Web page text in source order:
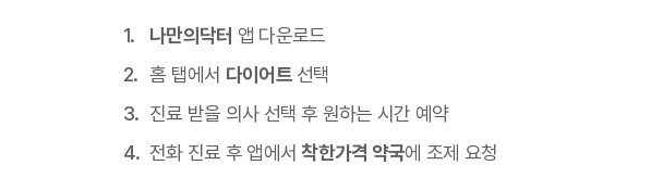
나만의닥터 앱 다운로드
홈 탭에서 다이어트선택
진료 받을 의사 선택 후 원하는 시간 예약
전화 진료 후 앱에서착한가격 약국에 조제 요청